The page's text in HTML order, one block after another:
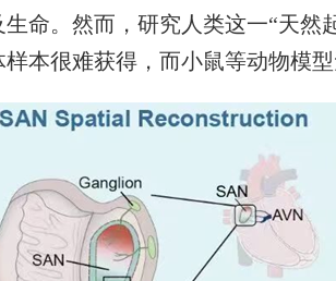
生命。然而，研究人类这一“天然
本很难获得，而小鼠等动物模